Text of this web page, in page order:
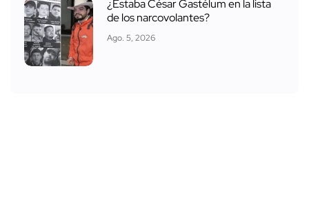
¿Estaba César Gastélum en la lista
de los narcovolantes?
Ago. 5, 2026